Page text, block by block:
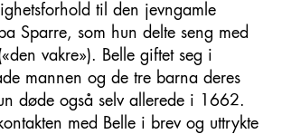
til den jevngamle
Sparre, som hun delte seng med
vakre»). Belle giftet seg i
mannen og de tre barna deres
døde også selv allerede i 1662.
med Belle i brev og uttrykte